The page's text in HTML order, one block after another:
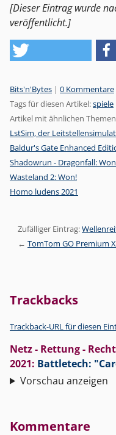
[Dieser Eintrag wurde
veröffentlicht.]
Kategorien:
Bits'n'Bytes | 0 Kommentare
Tags für diesen Artikel:spiele
Artikel mit ähnlichen
LstSim, der
Baldur's Gate Enhanced
Shadowrun - Dragonfall:
Wasteland 2: Won!
Homo ludens 2021
Zufälliger Eintrag:
TomTom GO Premium X
Trackbacks
Trackback-URL für diesen
Netz - Rettung - Recht
2021: Battletech:
Vorschau anzeigen
Kommentare